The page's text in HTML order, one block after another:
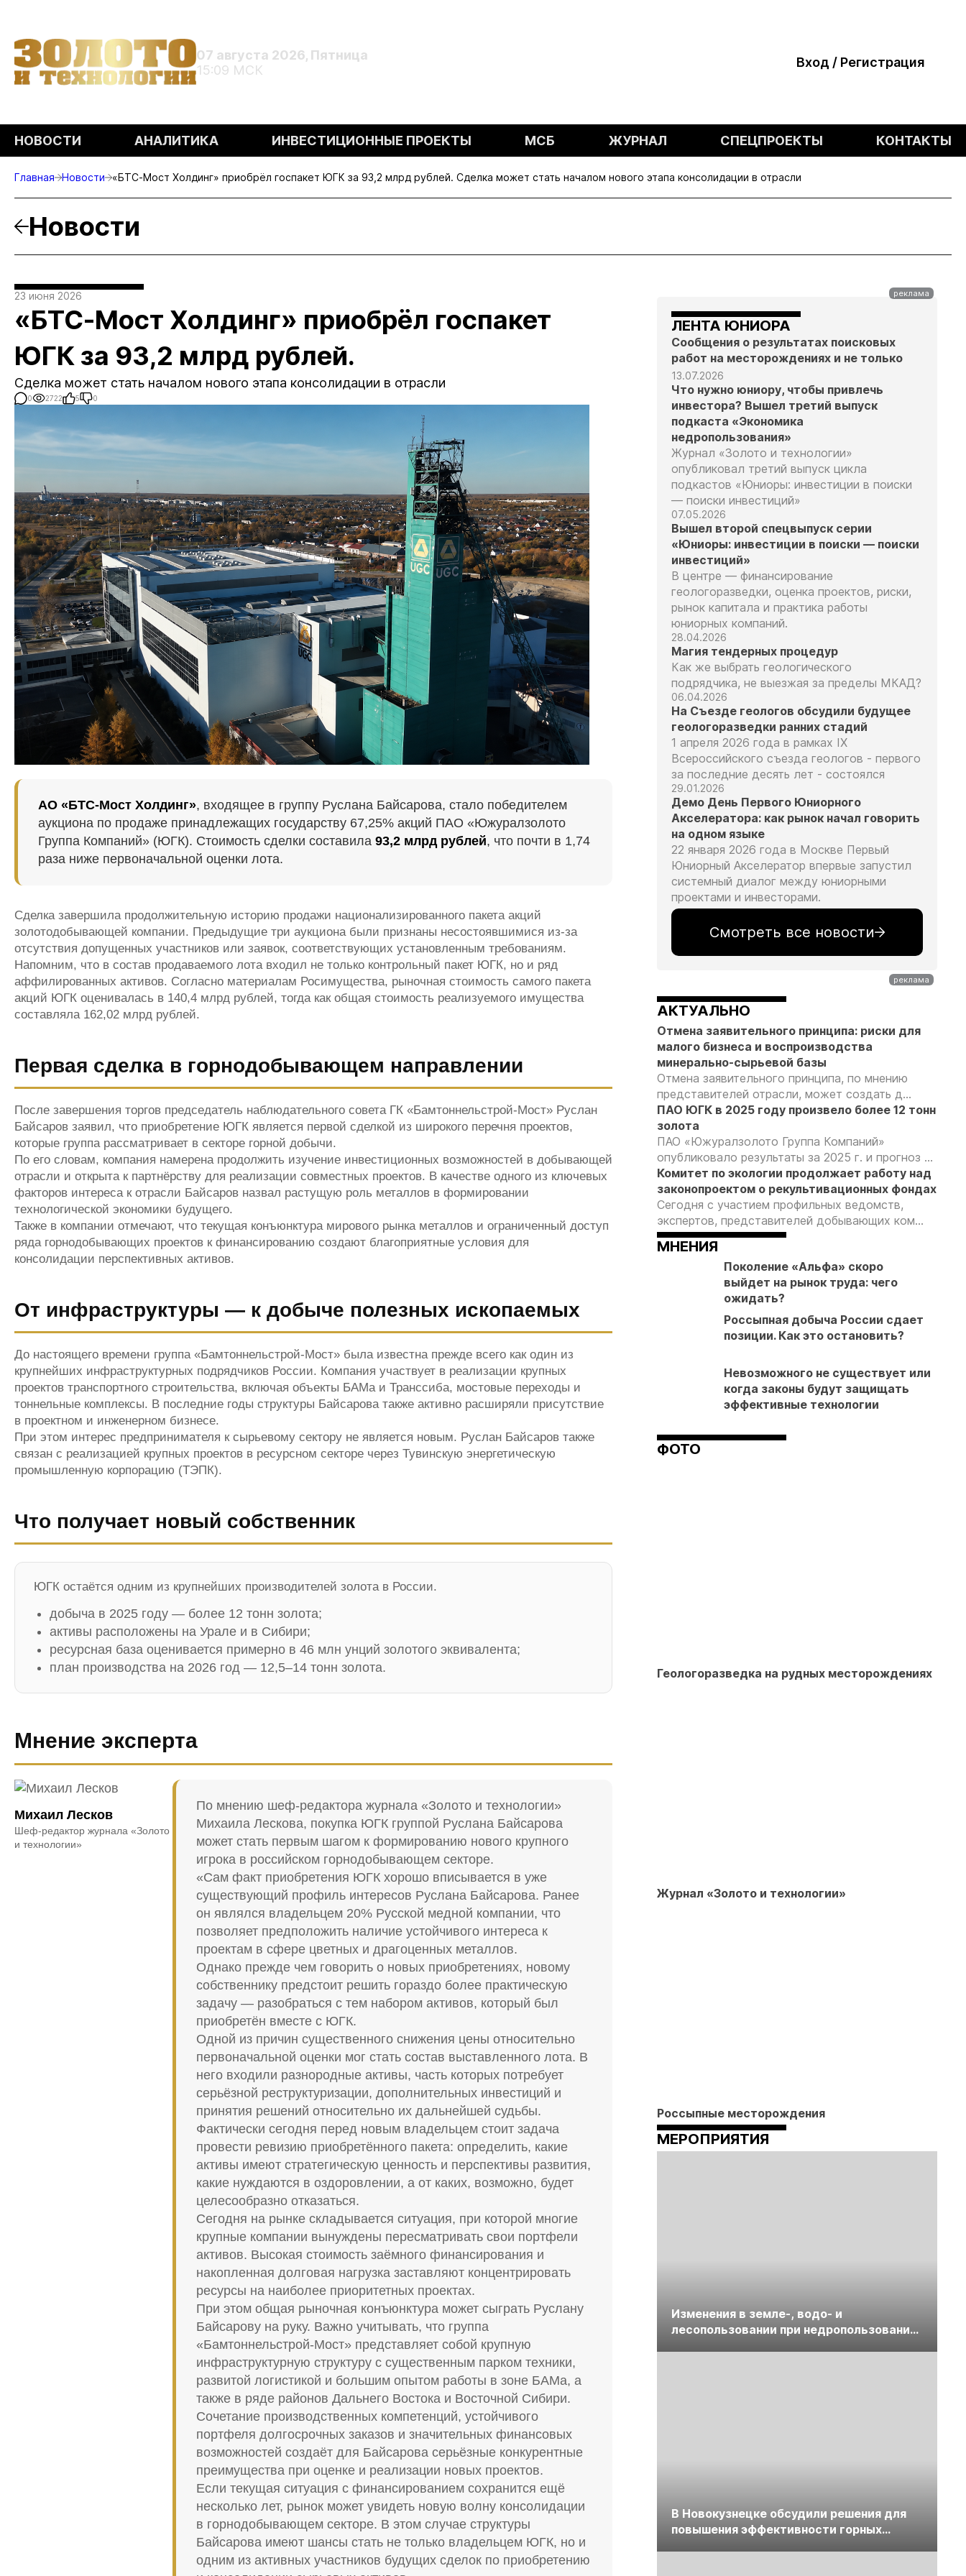
07 августа 2026, Пятница
15:09 МСК
Вход / Регистрация
НОВОСТИ АНАЛИТИКА ИНВЕСТИЦИОННЫЕ ПРОЕКТЫ МСБ ЖУРНАЛ СПЕЦПРОЕКТЫ КОНТАКТЫ
Главная Новости «БТС-Мост Холдинг» приобрёл госпакет ЮГК за 93,2 млрд рублей. Сделка может стать началом нового этапа консолидации в отрасли
Новости
23 июня 2026
«БТС-Мост Холдинг» приобрёл госпакет
ЮГК за 93,2 млрд рублей.
Сделка может стать началом нового этапа консолидации в отрасли
0 2722 5 0
АО «БТС-Мост Холдинг», входящее в группу Руслана Байсарова, стало победителем
аукциона по продаже принадлежащих государству 67,25% акций ПАО «Южуралзолото
Группа Компаний» (ЮГК). Стоимость сделки составила 93,2 млрд рублей, что почти в 1,74
раза ниже первоначальной оценки лота.
Сделка завершила продолжительную историю продажи национализированного пакета акций
золотодобывающей компании. Предыдущие три аукциона были признаны несостоявшимися из-за
отсутствия допущенных участников или заявок, соответствующих установленным требованиям.
Напомним, что в состав продаваемого лота входил не только контрольный пакет ЮГК, но и ряд
аффилированных активов. Согласно материалам Росимущества, рыночная стоимость самого пакета
акций ЮГК оценивалась в 140,4 млрд рублей, тогда как общая стоимость реализуемого имущества
составляла 162,02 млрд рублей.
Первая сделка в горнодобывающем направлении
После завершения торгов председатель наблюдательного совета ГК «Бамтоннельстрой-Мост» Руслан
Байсаров заявил, что приобретение ЮГК является первой сделкой из широкого перечня проектов,
которые группа рассматривает в секторе горной добычи.
По его словам, компания намерена продолжить изучение инвестиционных возможностей в добывающей
отрасли и открыта к партнёрству для реализации совместных проектов. В качестве одного из ключевых
факторов интереса к отрасли Байсаров назвал растущую роль металлов в формировании
технологической экономики будущего.
Также в компании отмечают, что текущая конъюнктура мирового рынка металлов и ограниченный доступ
ряда горнодобывающих проектов к финансированию создают благоприятные условия для
консолидации перспективных активов.
От инфраструктуры — к добыче полезных ископаемых
До настоящего времени группа «Бамтоннельстрой-Мост» была известна прежде всего как один из
крупнейших инфраструктурных подрядчиков России. Компания участвует в реализации крупных
проектов транспортного строительства, включая объекты БАМа и Транссиба, мостовые переходы и
тоннельные комплексы. В последние годы структуры Байсарова также активно расширяли присутствие
в проектном и инженерном бизнесе.
При этом интерес предпринимателя к сырьевому сектору не является новым. Руслан Байсаров также
связан с реализацией крупных проектов в ресурсном секторе через Тувинскую энергетическую
промышленную корпорацию (ТЭПК).
Что получает новый собственник
ЮГК остаётся одним из крупнейших производителей золота в России.
добыча в 2025 году — более 12 тонн золота;
активы расположены на Урале и в Сибири;
ресурсная база оценивается примерно в 46 млн унций золотого эквивалента;
план производства на 2026 год — 12,5–14 тонн золота.
Мнение эксперта
Михаил Лесков
Шеф-редактор журнала «Золото
и технологии»
По мнению шеф-редактора журнала «Золото и технологии»
Михаила Лескова, покупка ЮГК группой Руслана Байсарова
может стать первым шагом к формированию нового крупного
игрока в российском горнодобывающем секторе.
«Сам факт приобретения ЮГК хорошо вписывается в уже
существующий профиль интересов Руслана Байсарова. Ранее
он являлся владельцем 20% Русской медной компании, что
позволяет предположить наличие устойчивого интереса к
проектам в сфере цветных и драгоценных металлов.
Однако прежде чем говорить о новых приобретениях, новому
собственнику предстоит решить гораздо более практическую
задачу — разобраться с тем набором активов, который был
приобретён вместе с ЮГК.
Одной из причин существенного снижения цены относительно
первоначальной оценки мог стать состав выставленного лота. В
него входили разнородные активы, часть которых потребует
серьёзной реструктуризации, дополнительных инвестиций и
принятия решений относительно их дальнейшей судьбы.
Фактически сегодня перед новым владельцем стоит задача
провести ревизию приобретённого пакета: определить, какие
активы имеют стратегическую ценность и перспективы развития,
какие нуждаются в оздоровлении, а от каких, возможно, будет
целесообразно отказаться.
Сегодня на рынке складывается ситуация, при которой многие
крупные компании вынуждены пересматривать свои портфели
активов. Высокая стоимость заёмного финансирования и
накопленная долговая нагрузка заставляют концентрировать
ресурсы на наиболее приоритетных проектах.
При этом общая рыночная конъюнктура может сыграть Руслану
Байсарову на руку. Важно учитывать, что группа
«Бамтоннельстрой-Мост» представляет собой крупную
инфраструктурную структуру с существенным парком техники,
развитой логистикой и большим опытом работы в зоне БАМа, а
также в ряде районов Дальнего Востока и Восточной Сибири.
Сочетание производственных компетенций, устойчивого
портфеля долгосрочных заказов и значительных финансовых
возможностей создаёт для Байсарова серьёзные конкурентные
преимущества при оценке и реализации новых проектов.
Если текущая ситуация с финансированием сохранится ещё
несколько лет, рынок может увидеть новую волну консолидации
в горнодобывающем секторе. В этом случае структуры
Байсарова имеют шансы стать не только владельцем ЮГК, но и
одним из активных участников будущих сделок по приобретению
ЛЕНТА ЮНИОРА
Сообщения о результатах поисковых
работ на месторождениях и не только
13.07.2026
Что нужно юниору, чтобы привлечь
инвестора? Вышел третий выпуск
подкаста «Экономика
недропользования»
Журнал «Золото и технологии»
опубликовал третий выпуск цикла
подкастов «Юниоры: инвестиции в поиски
— поиски инвестиций»
07.05.2026
Вышел второй спецвыпуск серии
«Юниоры: инвестиции в поиски — поиски
инвестиций»
В центре — финансирование
геологоразведки, оценка проектов, риски,
рынок капитала и практика работы
юниорных компаний.
28.04.2026
Магия тендерных процедур
Как же выбрать геологического
подрядчика, не выезжая за пределы МКАД?
06.04.2026
На Съезде геологов обсудили будущее
геологоразведки ранних стадий
1 апреля 2026 года в рамках IX
Всероссийского съезда геологов - первого
за последние десять лет - состоялся
29.01.2026
Демо День Первого Юниорного
Акселератора: как рынок начал говорить
на одном языке
22 января 2026 года в Москве Первый
Юниорный Акселератор впервые запустил
системный диалог между юниорными
проектами и инвесторами.
Смотреть все новости
АКТУАЛЬНО
Отмена заявительного принципа: риски для
малого бизнеса и воспроизводства
минерально-сырьевой базы
Отмена заявительного принципа, по мнению
представителей отрасли, может создать д...
ПАО ЮГК в 2025 году произвело более 12 тонн
золота
ПАО «Южуралзолото Группа Компаний»
опубликовало результаты за 2025 г. и прогноз ...
Комитет по экологии продолжает работу над
законопроектом о рекультивационных фондах
Сегодня с участием профильных ведомств,
экспертов, представителей добывающих ком...
МНЕНИЯ
Поколение «Альфа» скоро
выйдет на рынок труда: чего
ожидать?
Россыпная добыча России сдает
позиции. Как это остановить?
Невозможного не существует или
когда законы будут защищать
эффективные технологии
ФОТО
Геологоразведка на рудных месторождениях
Журнал «Золото и технологии»
Россыпные месторождения
МЕРОПРИЯТИЯ
Изменения в земле-, водо- и
лесопользовании при недропользовании
В Новокузнецке обсудили решения для
повышения эффективности горных